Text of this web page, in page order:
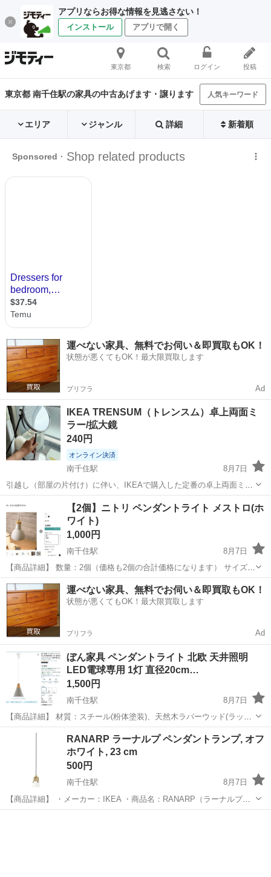
アプリならお得な情報を見逃さない！
インストール アプリで開く
東京都 検索 ログイン 投稿
東京都 南千住駅の家具の中古あげます・譲ります 人気キーワード
エリア ジャンル 詳細 新着順
運べない家具、無料でお伺い＆即買取もOK！
状態が悪くてもOK！最大限買取します
プリフラ Ad
IKEA TRENSUM（トレンスム）卓上両面ミ
ラー/拡大鏡
240円
オンライン決済
南千住駅
8月7日
引越し（部屋の片付け）に伴い、IKEAで購入した定番の卓上両面ミラ
ー「TRENSUM（トレンスム）」を格安でお譲りいたします。 片面は
通常の鏡、もう片面は拡大鏡（倍鏡）になっており、メイクやスキン
ケア、コンタクトの装着時に...
南千住駅 ミラー/鏡
【2個】ニトリ ペンダントライト メストロ(ホ
ワイト)
1,000円
南千住駅
8月7日
【商品詳細】 数量：2個（価格も2個の合計価格になります） サイズ：
幅14×奥行14×高さ20cm 素材：スチール／ウッド 重量：1個あたり約
600g カラー：ホワイト ※電球は付属しておりません。 【...
東京 台東区 南千住駅 照明器具
運べない家具、無料でお伺い＆即買取もOK！
状態が悪くてもOK！最大限買取します
プリフラ Ad
ぼん家具 ペンダントライト 北欧 天井照明
LED電球専用 1灯 直径20cm…
1,500円
南千住駅
8月7日
【商品詳細】 材質：スチール(粉体塗装)、天然木ラバーウッド(ラッカ
ー塗装) 対応電球：LED電球 口金サイズ：E26 定格消費電力：LED電
球13W以下(明るさ60W相当以下) 定格電圧：AC100V 定格周...
照明器具 LED電球
RANARP ラーナルプ ペンダントランプ, オフ
ホワイト, 23 cm
500円
南千住駅
8月7日
【商品詳細】 ・メーカー：IKEA ・商品名：RANARP（ラーナルプ）
・カラー：オフホワイト ・直径：約23cm ・コード長：約1.6m ・E26